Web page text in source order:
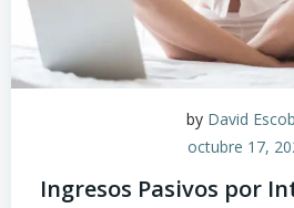
by David
octubre 17,
Ingresos Pasivos por